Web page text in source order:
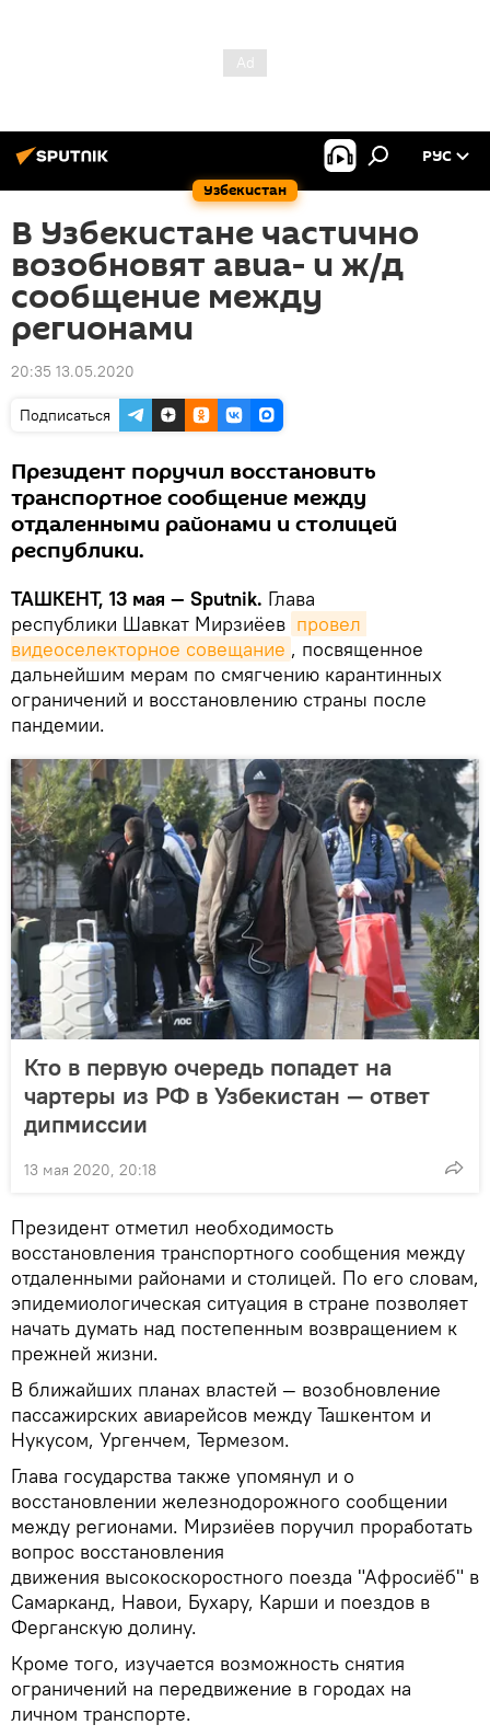
Узбекистан
РУС
В Узбекистане частично
возобновят авиа- и ж/д
сообщение между
регионами
20:35 13.05.2020
Подписаться
Президент поручил восстановить
транспортное сообщение между
отдаленными районами и столицей
республики.
ТАШКЕНТ, 13 мая — Sputnik. Глава
республики Шавкат Мирзиёев провел
видеоселекторное совещание , посвященное
дальнейшим мерам по смягчению карантинных
ограничений и восстановлению страны после
пандемии.
Кто в первую очередь попадет на
чартеры из РФ в Узбекистан — ответ
дипмиссии
13 мая 2020, 20:18
Президент отметил необходимость
восстановления транспортного сообщения между
отдаленными районами и столицей. По его словам,
эпидемиологическая ситуация в стране позволяет
начать думать над постепенным возвращением к
прежней жизни.
В ближайших планах властей — возобновление
пассажирских авиарейсов между Ташкентом и
Нукусом, Ургенчем, Термезом.
Глава государства также упомянул и о
восстановлении железнодорожного сообщении
между регионами. Мирзиёев поручил проработать
вопрос восстановления
движения высокоскоростного поезда "Афросиёб" в
Самарканд, Навои, Бухару, Карши и поездов в
Ферганскую долину.
Кроме того, изучается возможность снятия
ограничений на передвижение в городах на
личном транспорте.